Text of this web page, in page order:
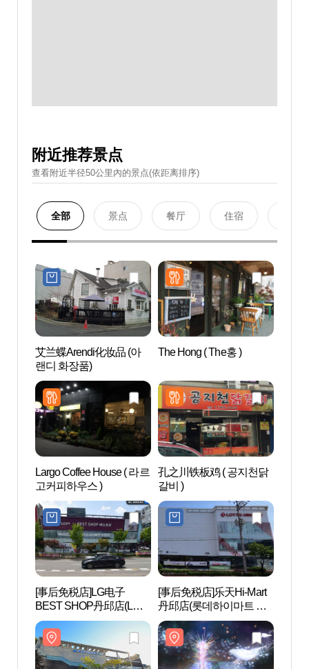
附近推荐景点
查看附近半径50公里內的景点(依距离排序)
全部 景点 餐厅 住宿
艾兰蝶Arendi化妆品 (아
랜디 화장품)
The Hong ( The홍 )
Largo Coffee House ( 라르
고커피하우스 )
孔之川铁板鸡 ( 공지천닭
갈비 )
[事后免税店]LG电子
BEST SHOP丹邱店(LG전
자 베스트샵 단구점)
[事后免税店]乐天Hi-Mart
丹邱店(롯데하이마트 단
구점)